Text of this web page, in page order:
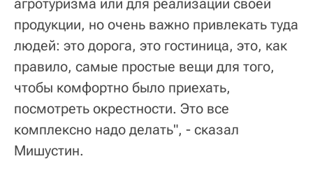
агротуризма или для реализации своей
продукции, но очень важно привлекать туда
людей: это дорога, это гостиница, это, как
правило, самые простые вещи для того,
чтобы комфортно было приехать,
посмотреть окрестности. Это все
комплексно надо делать", - сказал
Мишустин.